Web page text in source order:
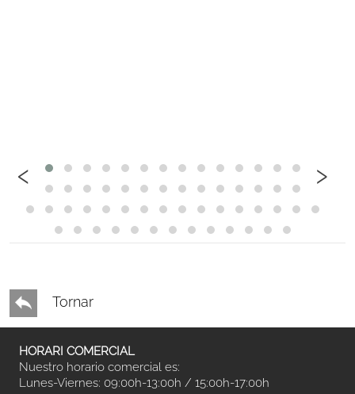
‹ ›
Tornar
HORARI COMERCIAL
Nuestro horario comercial es:
Lunes-Viernes: 09:00h-13:00h / 15:00h-17:00h